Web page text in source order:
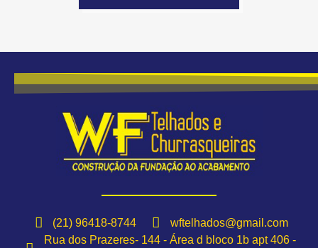
(21) 96418-8744
wftelhados@gmail.com
Rua dos Prazeres- 144 - Área d bloco 1b apt 406 -